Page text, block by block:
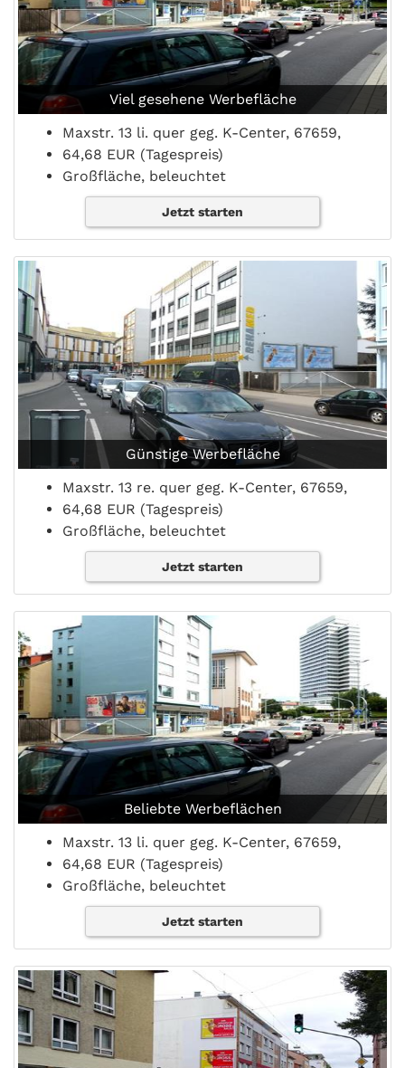
Viel gesehene Werbefläche
Maxstr. 13 li. quer geg. K-Center, 67659,
64,68 EUR (Tagespreis)
Großfläche, beleuchtet
Jetzt starten
Günstige Werbefläche
Maxstr. 13 re. quer geg. K-Center, 67659,
64,68 EUR (Tagespreis)
Großfläche, beleuchtet
Jetzt starten
Beliebte Werbeflächen
Maxstr. 13 li. quer geg. K-Center, 67659,
64,68 EUR (Tagespreis)
Großfläche, beleuchtet
Jetzt starten